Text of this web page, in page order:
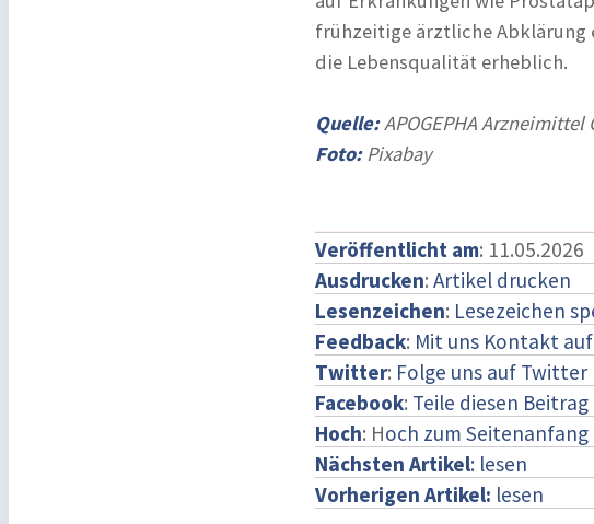
frühzeitige ärztliche Abklärung
die Lebensqualität erheblich.
Quelle:APOGEPHA Arzneimittel
Foto:Pixabay
Veröffentlicht am: 11.05.2026
Ausdrucken: Artikel drucken
Lesenzeichen: Lesezeichen
Feedback: Mit uns Kontakt
Twitter: Folge uns auf Twitter
Facebook: Teile diesen
Hoch: Hoch zum Seitenanfang
Nächsten Artikel: lesen
Vorherigen Artikel: lesen